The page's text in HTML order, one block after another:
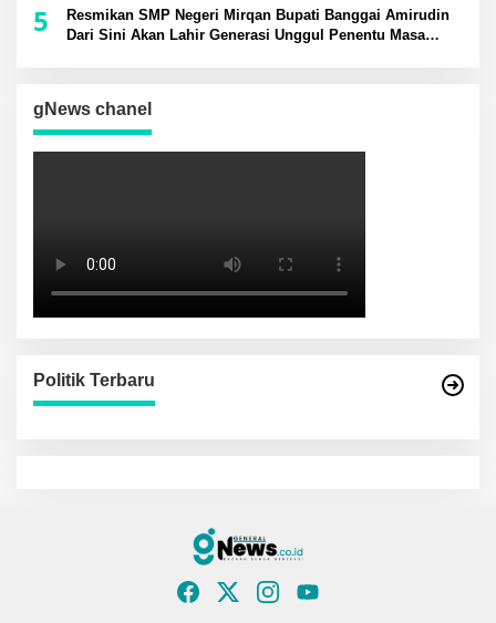
5
Resmikan SMP Negeri Mirqan Bupati Banggai Amirudin
Dari Sini Akan Lahir Generasi Unggul Penentu Masa
gNews chanel
Politik Terbaru